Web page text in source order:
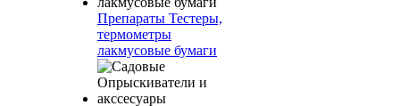
Препараты Тестеры,
термометры
лакмусовые бумаги